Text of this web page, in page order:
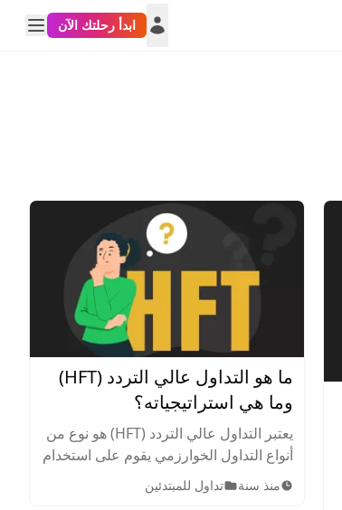
ابدأ رحلتك الآن
ما هو التداول عالي التردد (HFT)
وما هي استراتيجياته؟
يعتبر التداول عالي التردد (HFT) هو نوع من
أنواع التداول الخوارزمي يقوم على استخدام
تقنيات متطورة وأجهزة كمبيوتر فائقة
السرعة لتنفيذ عدد كبير من المعاملات في
منذ سنة تداول للمبتدئين